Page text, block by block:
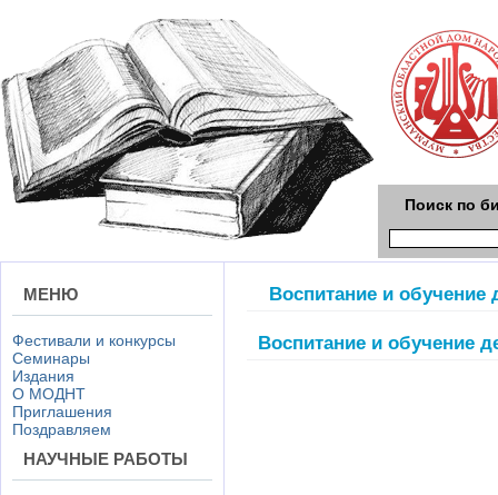
Поиск по
МЕНЮ
Фестивали и конкурсы
Семинары
Издания
О МОДНТ
Приглашения
Поздравляем
НАУЧНЫЕ РАБОТЫ
Воспитание и обучение
Воспитание и обучение